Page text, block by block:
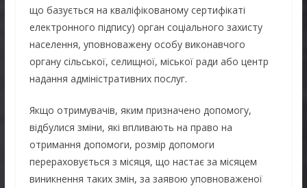
що базується на кваліфікованому сертифікаті
електронного підпису) орган соціального захисту
населення, уповноважену особу виконавчого
органу сільської, селищної, міської ради або центр
надання адміністративних послуг.
Якщо отримувачів, яким призначено допомогу,
відбулися зміни, які впливають на право на
отримання допомоги, розмір допомоги
перераховується з місяця, що настає за місяцем
виникнення таких змін, за заявою уповноваженої